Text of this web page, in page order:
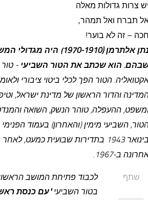
יש צרות גדולות מאלה
תברח ואל תמהר,
חכה – זה לא בוער!
נתן אלתרמן (1970-1910)
הוא שכתב את הטור השביעי - טור
הטור הפך לכלי ביטוי ציבורי
והדור הראשון של מדינת ישראל,
ההעפלה, טוהר הנשק, השואה
השביעי מימין (והאחרון) בעמוד הפנימי
בינואר 1943 בתדירות שבועית
ב-1967.
לכבוד פתיחת המושב
בטור השביעי"עם כנסת
שתף